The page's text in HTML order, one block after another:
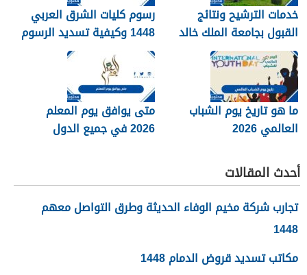
خدمات الترشيح ونتائج
القبول بجامعة الملك خالد
1448
رسوم كليات الشرق العربي
1448 وكيفية تسديد الرسوم
ما هو تاريخ يوم الشباب
العالمي 2026
متى يوافق يوم المعلم
2026 في جميع الدول
أحدث المقالات
تجارب شركة مخيم الوفاء الحديثة وطرق التواصل معهم
1448
مكاتب تسديد قروض الدمام 1448